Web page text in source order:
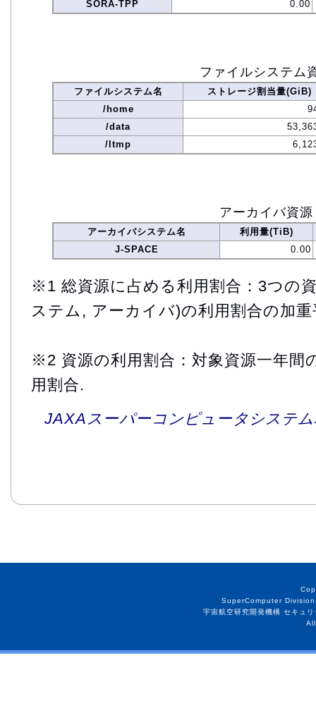
SORA-TPP
0.00
ファイルシステム
ファイルシステム名
ストレージ割当量(GiB)
/home
/data
/ltmp
アーカイバ資源
アーカイバシステム名
利用量(TiB)
J-SPACE
0.00
※1 総資源に占める利用割合：3つの
ステム, アーカイバ)の利用割合の加重
※2 資源の利用割合：対象資源一年間
用割合.
JAXAスーパーコンピュータシステ
SuperComputer
宇宙航空研究開発機構 セキュ